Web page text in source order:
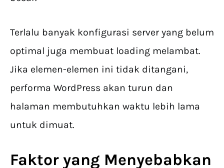
Terlalu banyak konfigurasi server yang belum
optimal juga membuat loading melambat.
Jika elemen-elemen ini tidak ditangani,
performa WordPress akan turun dan
halaman membutuhkan waktu lebih lama
untuk dimuat.
Faktor yang Menyebabkan